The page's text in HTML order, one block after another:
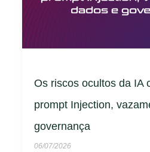
Os riscos ocultos da IA
prompt Injection,
governança
06/07/2026